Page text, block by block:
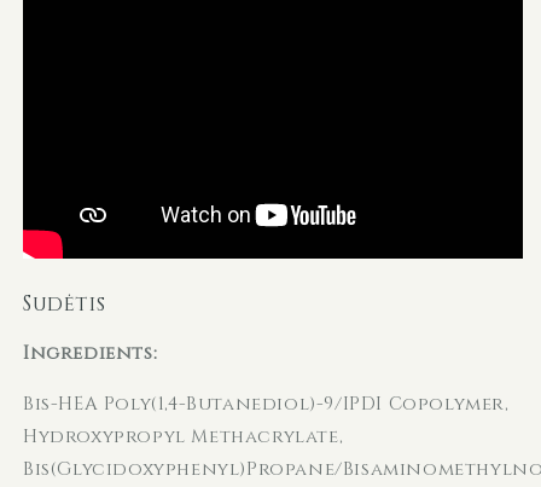
Sudėtis
Ingredients:
Bis-HEA Poly(1,4-Butanediol)-9/IPDI Copolymer,
Hydroxypropyl Methacrylate,
Bis(Glycidoxyphenyl)Propane/